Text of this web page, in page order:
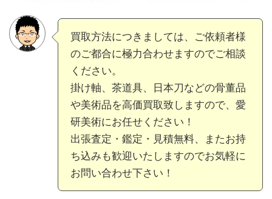
買取方法につきましては、ご依頼者様
のご都合に極力合わせますのでご相談
ください。
掛け軸、茶道具、日本刀などの骨董品
や美術品を高価買取致しますので、愛
研美術にお任せください！
出張査定・鑑定・見積無料、またお持
ち込みも歓迎いたしますのでお気軽に
お問い合わせ下さい！